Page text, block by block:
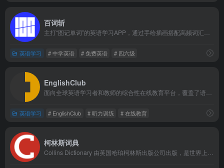
百词斩
英语学习 # 中学英语 # 免费英语 # 四六级
EnglishClub
英语学习 # EnglishClub # 听力训练 # 在线教育
柯林斯词典